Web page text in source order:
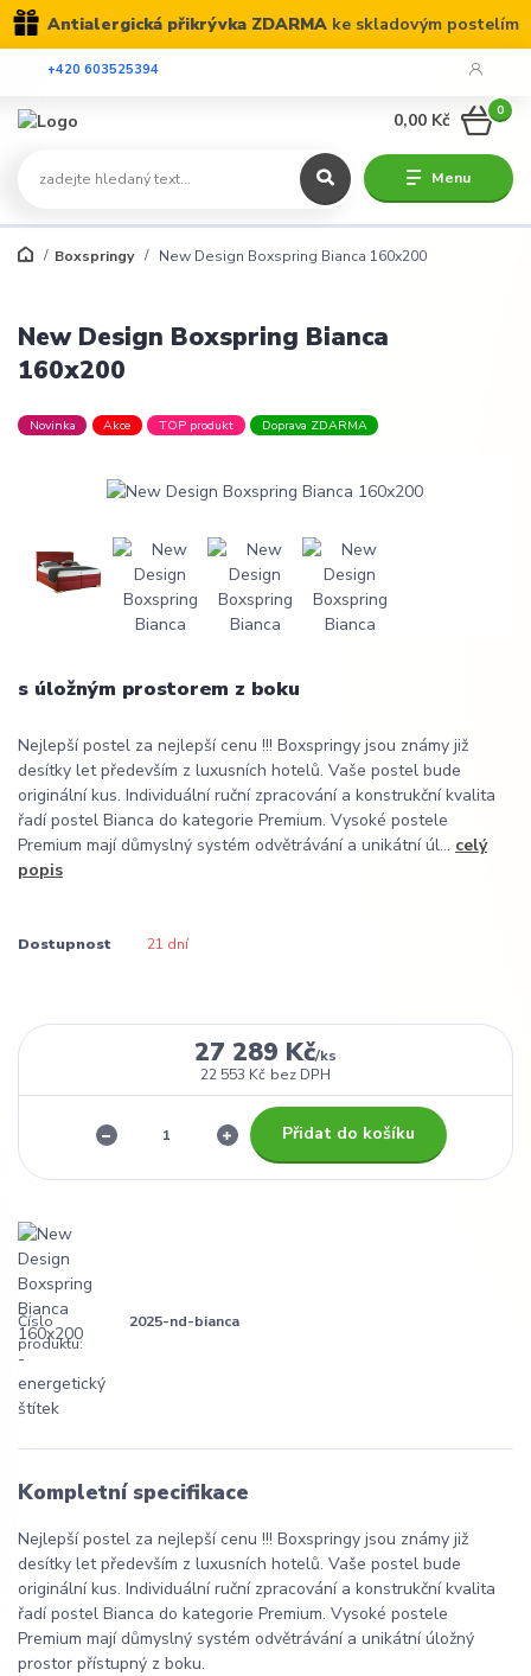
Antialergická přikrývka ZDARMAke skladovým postelím
Menu
+420 603525394
0
0,00 Kč
Boxspringy New Design Boxspring Bianca 160x200
New Design Boxspring Bianca
160x200
Novinka Akce TOP produkt Doprava ZDARMA
s úložným prostorem z boku
Nejlepší postel za nejlepší cenu !!! Boxspringy jsou známy již
desítky let především z luxusních hotelů. Vaše postel bude
originální kus. Individuální ruční zpracování a konstrukční kvalita
řadí postel Bianca do kategorie Premium. Vysoké postele
Premium mají důmyslný systém odvětrávání a unikátní úl... celý
popis
Dostupnost 21 dní
27 289 Kč/ks
22 553 Kč bez DPH
Přidat do košíku
Číslo
produktu:
2025-nd-bianca
Kompletní specifikace
Nejlepší postel za nejlepší cenu !!! Boxspringy jsou známy již
desítky let především z luxusních hotelů. Vaše postel bude
originální kus. Individuální ruční zpracování a konstrukční kvalita
řadí postel Bianca do kategorie Premium. Vysoké postele
Premium mají důmyslný systém odvětrávání a unikátní úložný
prostor přístupný z boku.